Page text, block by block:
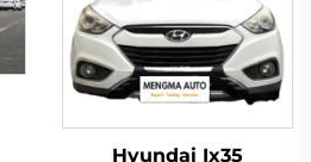
Hyundai Ix35